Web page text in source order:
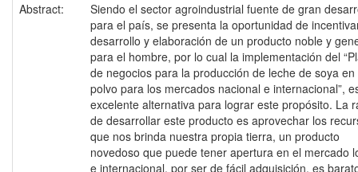
Abstract:
Siendo el sector agroindustrial fuente de gran
para el país, se presenta la oportunidad de
desarrollo y elaboración de un producto noble y
para el hombre, por lo cual la implementación del
de negocios para la producción de leche de soya en
polvo para los mercados nacional e internacional”,
excelente alternativa para lograr este propósito. La
de desarrollar este producto es aprovechar los
que nos brinda nuestra propia tierra, un producto
novedoso que puede tener apertura en el mercado
e internacional, por ser de fácil adquisición, es